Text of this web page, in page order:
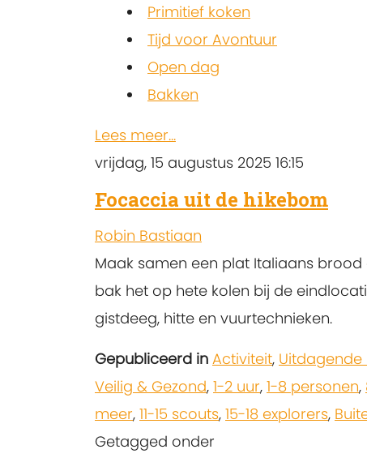
Primitief koken
Tijd voor Avontuur
Open dag
Bakken
Lees meer...
vrijdag, 15 augustus 2025 16:15
Focaccia uit de hikebom
Robin Bastiaan
Maak samen een plat Italiaans
bak het op hete kolen bij de
gistdeeg, hitte en vuurtechnieken.
Gepubliceerd in Activiteit, Uitdagende
Veilig & Gezond, 1-2 uur, 1-8 personen,
meer, 11-15 scouts, 15-18 explorers,
Getagged onder